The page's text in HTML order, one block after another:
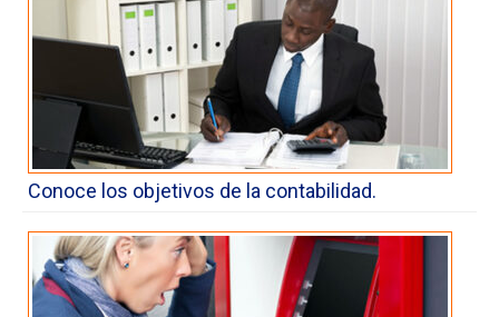
Conoce los objetivos de la contabilidad.